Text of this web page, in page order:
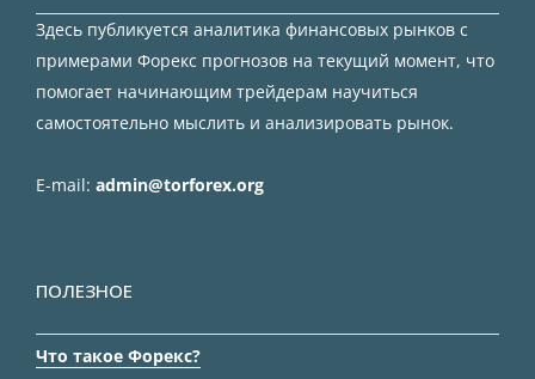
Здесь публикуется аналитика финансовых рынков с
примерами Форекс прогнозов на текущий момент, что
помогает начинающим трейдерам научиться
самостоятельно мыслить и анализировать рынок.
E-mail: admin@torforex.org
ПОЛЕЗНОЕ
Что такое Форекс?